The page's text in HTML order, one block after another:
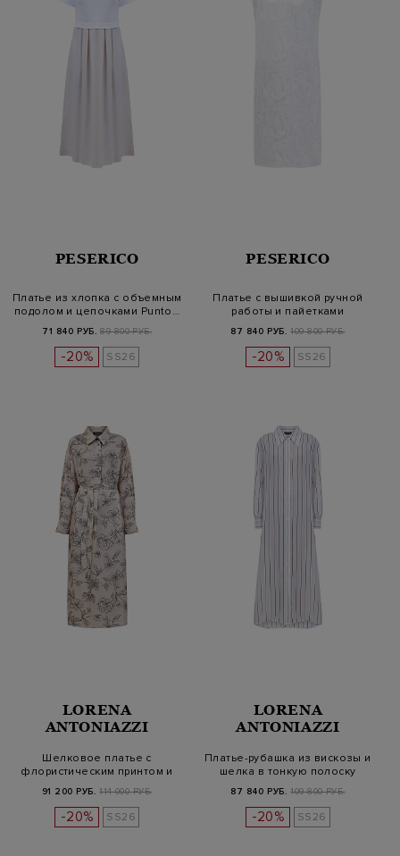
PESERICO
Платье из хлопка с объемным
подолом и цепочками Punto…
71 840 РУБ. 89 800 РУБ.
-20% SS26
PESERICO
Платье с вышивкой ручной
работы и пайетками
87 840 РУБ. 109 800 РУБ.
-20% SS26
LORENA
ANTONIAZZI
Шелковое платье с
флористическим принтом и
91 200 РУБ. 114 000 РУБ.
-20% SS26
LORENA
ANTONIAZZI
Платье-рубашка из вискозы и
шелка в тонкую полоску
87 840 РУБ. 109 800 РУБ.
-20% SS26